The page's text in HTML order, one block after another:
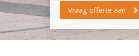
Vraag offerte aan